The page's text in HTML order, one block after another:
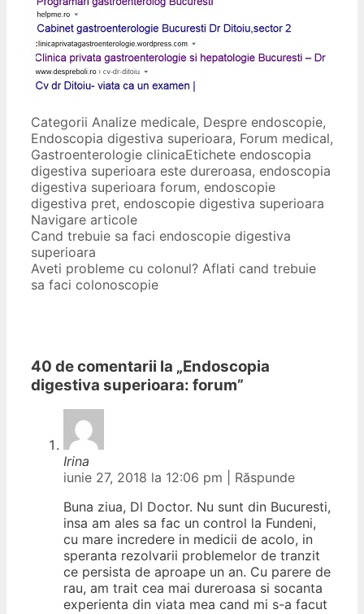
Categorii Analize medicale, Despre endoscopie,
Endoscopia digestiva superioara, Forum medical,
Gastroenterologie clinicaEtichete endoscopia
digestiva superioara este dureroasa, endoscopia
digestiva superioara forum, endoscopie
digestiva pret, endoscopie digestiva superioara
Navigare articole
Cand trebuie sa faci endoscopie digestiva
superioara
Aveti probleme cu colonul? Aflati cand trebuie
sa faci colonoscopie
40 de comentarii la „Endoscopia
digestiva superioara: forum”
Irina
iunie 27, 2018 la 12:06 pm
Răspunde
Buna ziua, Dl Doctor. Nu sunt din Bucuresti,
insa am ales sa fac un control la Fundeni,
cu mare incredere in medicii de acolo, in
speranta rezolvarii problemelor de tranzit
ce persista de aproape un an. Cu parere de
rau, am trait cea mai dureroasa si socanta
experienta din viata mea cand mi s-a facut